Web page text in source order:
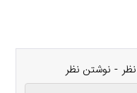
- نوشتن نظر